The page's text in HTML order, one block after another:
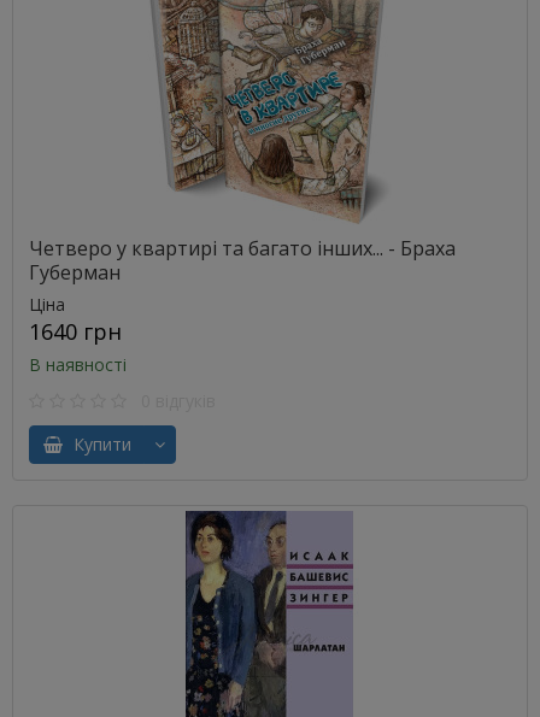
Четверо у квартирі та багато інших... - Браха
Губерман
Ціна
1640 грн
В наявності
Купити